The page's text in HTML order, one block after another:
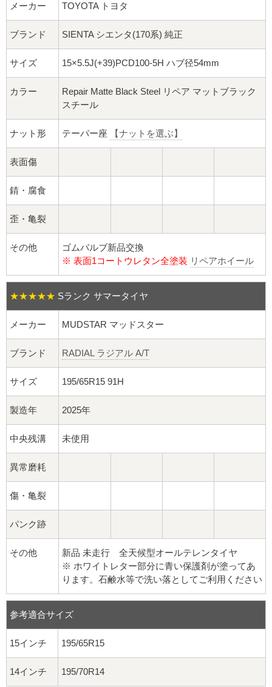
ホイールナット
ロング球面ナット
ショート球面ナット
貫通ナット
ロング袋ナット
ショート袋ナット
スチール鉄ホイール
持ち込み交換工賃
メーカー TOYOTA トヨタ
ブランド SIENTA シエンタ(170系) 純正
サイズ 15×5.5J(+39)PCD100-5H ハブ径54mm
カラー
Repair Matte Black Steel リペア マットブラック
スチール
ナット形 テーパー座 【ナットを選ぶ】
表面傷
錆・腐食
歪・亀裂
その他
ゴムバルブ新品交換
※ 表面1コートウレタン全塗装 リペアホイール
★★★★★ Sランク サマータイヤ
メーカー MUDSTAR マッドスター
ブランド RADIAL ラジアル A/T
サイズ 195/65R15 91H
製造年 2025年
中央残溝 未使用
異常磨耗
傷・亀裂
パンク跡
その他
新品 未走行 全天候型オールテレンタイヤ
※ ホワイトレター部分に青い保護剤が塗ってあ
ります。石鹸水等で洗い落としてご利用ください
参考適合サイズ
15インチ 195/65R15
14インチ 195/70R14